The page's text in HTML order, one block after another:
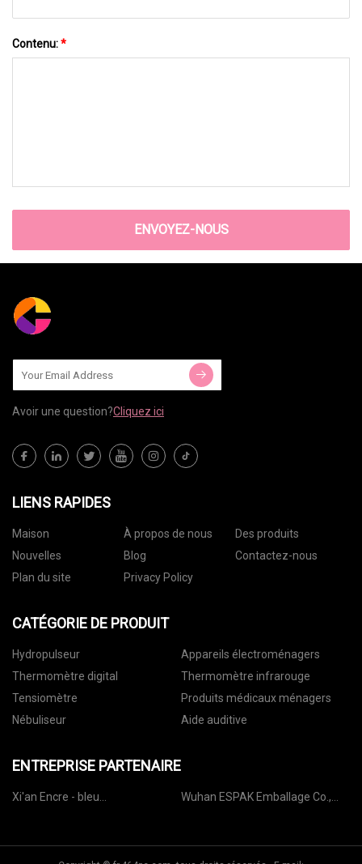
Contenu:*
ENVOYEZ-NOUS
Avoir une question?Cliquez ici
LIENS RAPIDES
Maison À propos de nous
Des produits
Nouvelles
Blog
Contactez-nous
Plan du site
Privacy Policy
CATÉGORIE DE PRODUIT
Hydropulseur
Appareils électroménagers
Thermomètre digital
Thermomètre infrarouge
Tensiomètre
Produits médicaux ménagers
Nébuliseur
Aide auditive
ENTREPRISE PARTENAIRE
Xi'an Encre - bleu
Wuhan ESPAK Emballage Co.,